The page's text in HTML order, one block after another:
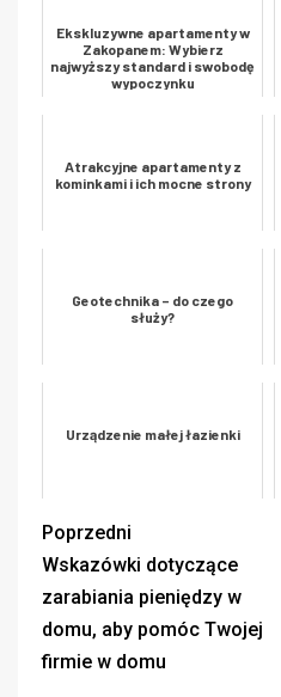
Ekskluzywne apartamenty w
Zakopanem: Wybierz
najwyższy standard i swobodę
wypoczynku
Atrakcyjne apartamenty z
kominkami i ich mocne strony
Geotechnika – do czego
służy?
Urządzenie małej łazienki
Poprzedni
Wskazówki dotyczące
zarabiania pieniędzy w
domu, aby pomóc Twojej
firmie w domu